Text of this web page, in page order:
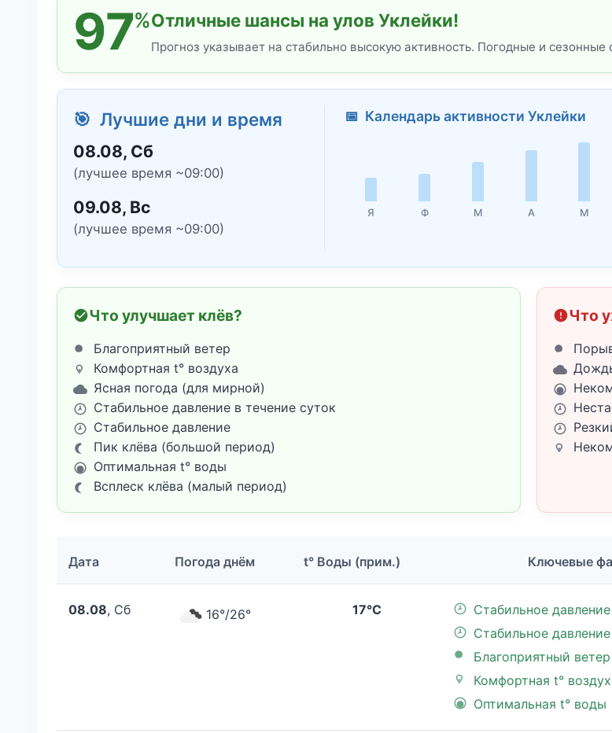
97%Отличные шансы на улов Уклейки!
Прогноз указывает на стабильно высокую активность. Погодные и
🎯 Лучшие дни и время
08.08, Сб
(лучшее время ~09:00)
09.08, Вс
(лучшее время ~09:00)
📅 Календарь активности Уклейки
Я Ф М А М
Что улучшает клёв?
Благоприятный ветер
Комфортная t° воздуха
Ясная погода (для мирной)
Стабильное давление в течение суток
Стабильное давление
Пик клёва (большой период)
Оптимальная t° воды
Всплеск клёва (малый период)
Что
Дата Погода днём t° Воды (прим.) Ключевые
08.08, Сб 16°/26° 17°C
Стабильное
Стабильное давление
Благоприятный ветер
Комфортная t°
Оптимальная t° воды